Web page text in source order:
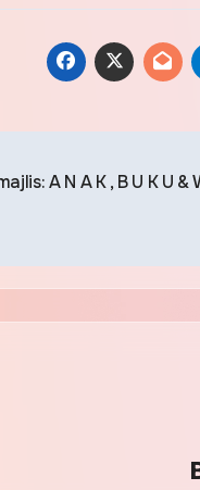
A N A K , B U K U &